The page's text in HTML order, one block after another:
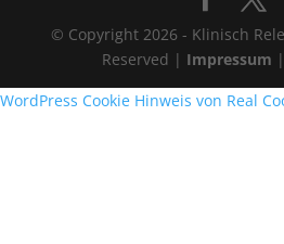
© Copyright 2026 - Klinisch
Reserved | Impressum |
WordPress Cookie Hinweis von Real